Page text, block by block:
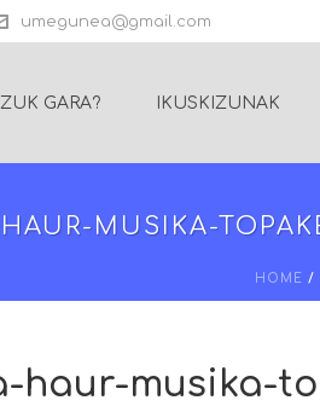
umegunea@gmail.com
GARA? IKUSKIZUNAK
HAUR-MUSIKA-
HOME /
haur-musika-